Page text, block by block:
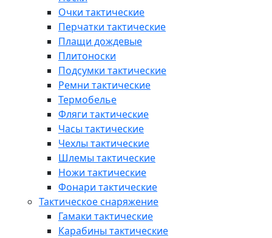
Очки тактические
Перчатки тактические
Плащи дождевые
Плитоноски
Подсумки тактические
Ремни тактические
Термобелье
Фляги тактические
Часы тактические
Чехлы тактические
Шлемы тактические
Ножи тактические
Фонари тактические
Тактическое снаряжение
Гамаки тактические
Карабины тактические